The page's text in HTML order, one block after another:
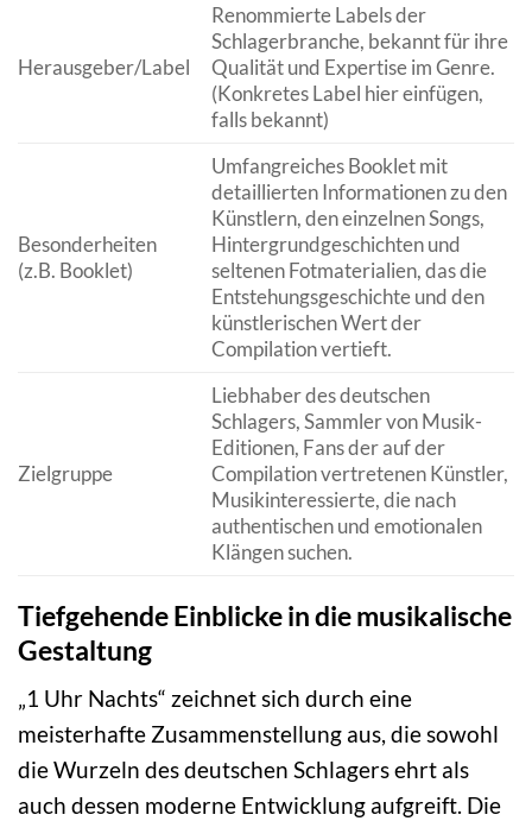
Herausgeber/Label
Renommierte Labels der
Schlagerbranche, bekannt für ihre
Qualität und Expertise im Genre.
(Konkretes Label hier einfügen,
falls bekannt)
Besonderheiten
(z.B. Booklet)
Umfangreiches Booklet mit
detaillierten Informationen zu den
Künstlern, den einzelnen Songs,
Hintergrundgeschichten und
seltenen Fotmaterialien, das die
Entstehungsgeschichte und den
künstlerischen Wert der
Compilation vertieft.
Zielgruppe
Liebhaber des deutschen
Schlagers, Sammler von Musik-
Editionen, Fans der auf der
Compilation vertretenen Künstler,
Musikinteressierte, die nach
authentischen und emotionalen
Klängen suchen.
Tiefgehende Einblicke in die musikalische
Gestaltung
„1 Uhr Nachts“ zeichnet sich durch eine
meisterhafte Zusammenstellung aus, die sowohl
die Wurzeln des deutschen Schlagers ehrt als
auch dessen moderne Entwicklung aufgreift. Die